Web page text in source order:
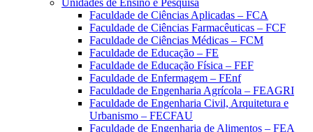
Unidades de Ensino e Pesquisa
Faculdade de Ciências Aplicadas – FCA
Faculdade de Ciências Farmacêuticas – FCF
Faculdade de Ciências Médicas – FCM
Faculdade de Educação – FE
Faculdade de Educação Física – FEF
Faculdade de Enfermagem – FEnf
Faculdade de Engenharia Agrícola – FEAGRI
Faculdade de Engenharia Civil, Arquitetura e
Urbanismo – FECFAU
Faculdade de Engenharia de Alimentos – FEA